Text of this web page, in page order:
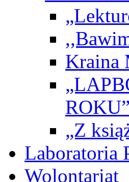
Kraina
ROKU”
„Z
Laboratoria
Wolontariat